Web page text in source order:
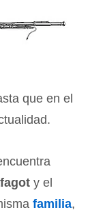
que en el
y el
familia,